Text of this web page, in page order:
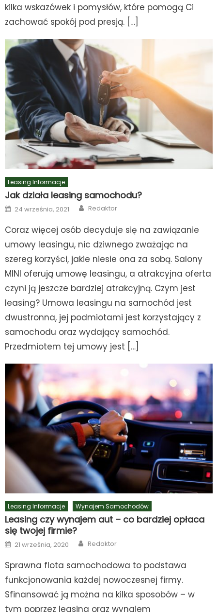
kilka wskazówek i pomysłów, które pomogą Ci
zachować spokój pod presją. […]
Leasing Informacje
Jak działa leasing samochodu?
Posted
on
24 września, 2021 Author
Redaktor
Coraz więcej osób decyduje się na zawiązanie
umowy leasingu, nic dziwnego zważając na
szereg korzyści, jakie niesie ona za sobą. Salony
MINI oferują umowę leasingu, a atrakcyjna oferta
czyni ją jeszcze bardziej atrakcyjną. Czym jest
leasing? Umowa leasingu na samochód jest
dwustronna, jej podmiotami jest korzystający z
samochodu oraz wydający samochód.
Przedmiotem tej umowy jest […]
Leasing Informacje Wynajem Samochodów
Leasing czy wynajem aut – co bardziej opłaca
się twojej firmie?
Posted
on
21 września, 2020 Author
Redaktor
Sprawna flota samochodowa to podstawa
funkcjonowania każdej nowoczesnej firmy.
Sfinansować ją można na kilka sposobów – w
tym poprzez leasing oraz wynajem